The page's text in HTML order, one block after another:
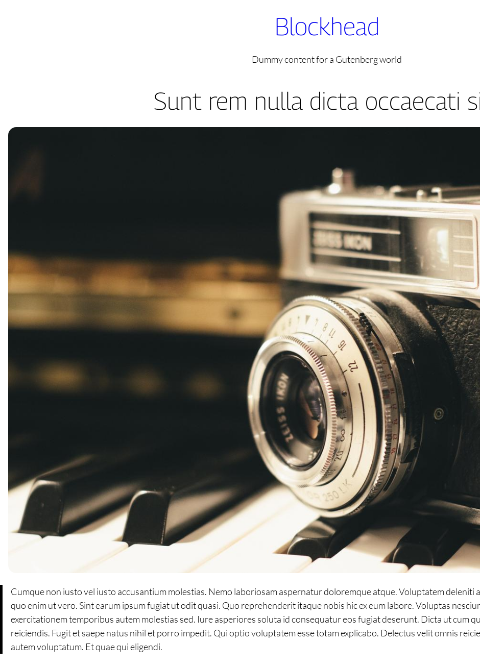
Blockhead
Dummy content for a Gutenberg world
Sunt rem nulla dicta occaecati
Cumque non iusto vel iusto accusantium molestias. Nemo laboriosam aspernatur doloremque atque. Voluptatem deleniti
quo enim ut vero. Sint earum ipsum fugiat ut odit quasi. Quo reprehenderit itaque nobis hic ex eum labore. Voluptas
exercitationem temporibus autem molestias sed. Iure asperiores soluta id consequatur eos fugiat deserunt. Dicta ut cum
reiciendis. Fugit et saepe natus nihil et porro impedit. Qui optio voluptatem esse totam explicabo. Delectus velit omnis
autem voluptatum. Et quae qui eligendi.